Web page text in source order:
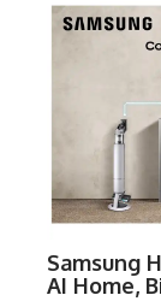
Samsung
AI Home,